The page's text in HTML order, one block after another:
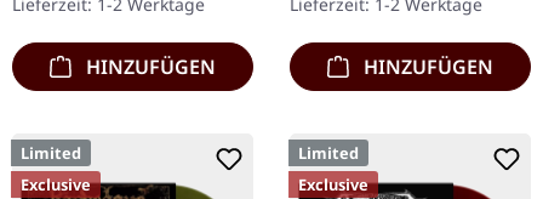
roten Splattern im
dicken…
HINZUFÜGEN
schweren…
HINZUFÜGEN
Limited
Exclusive
Limited
Exclusive